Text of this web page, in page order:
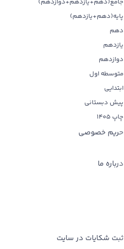
جامع(دهم+یازدهم+دوازدهم)
پایه(دهم+یازدهم)
دهم
یازدهم
دوازدهم
متوسطه اول
ابتدایی
پیش دبستانی
چاپ 1405
حریم خصوصی
درباره ما
ثبت شکایات در سایت